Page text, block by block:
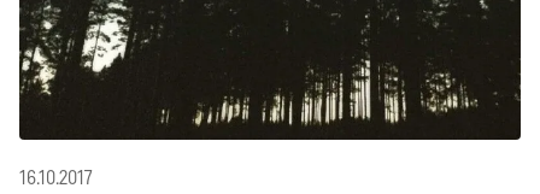
16.10.2017